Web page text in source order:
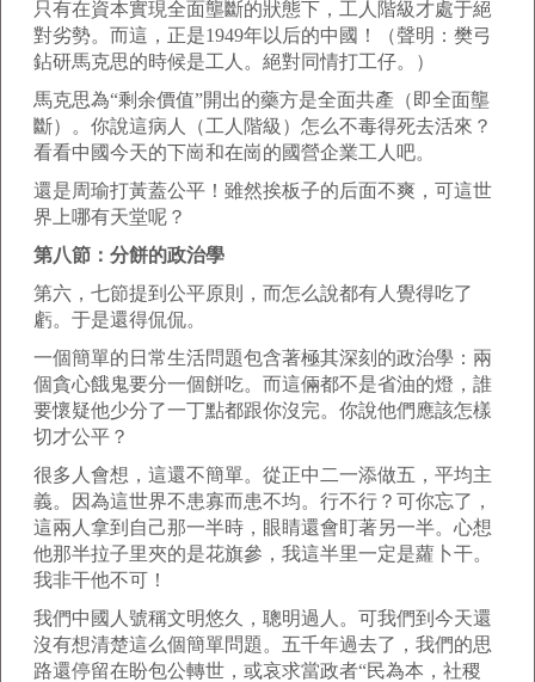
只有在資本實現全面壟斷的狀態下，工人階級才處于絕
對劣勢。而這，正是1949年以后的中國！（聲明：樊弓
鉆研馬克思的時候是工人。絕對同情打工仔。）
馬克思為“剩余價值”開出的藥方是全面共產（即全面壟
斷）。你說這病人（工人階級）怎么不毒得死去活來？
看看中國今天的下崗和在崗的國營企業工人吧。
還是周瑜打黃蓋公平！雖然挨板子的后面不爽，可這世
界上哪有天堂呢？
第八節：分餅的政治學
第六，七節提到公平原則，而怎么說都有人覺得吃了
虧。于是還得侃侃。
一個簡單的日常生活問題包含著極其深刻的政治學：兩
個貪心餓鬼要分一個餅吃。而這倆都不是省油的燈，誰
要懷疑他少分了一丁點都跟你沒完。你說他們應該怎樣
切才公平？
很多人會想，這還不簡單。從正中二一添做五，平均主
義。因為這世界不患寡而患不均。行不行？可你忘了，
這兩人拿到自己那一半時，眼睛還會盯著另一半。心想
他那半拉子里夾的是花旗參，我這半里一定是蘿卜干。
我非干他不可！
我們中國人號稱文明悠久，聰明過人。可我們到今天還
沒有想清楚這么個簡單問題。五千年過去了，我們的思
路還停留在盼包公轉世，或哀求當政者“民為本，社稷